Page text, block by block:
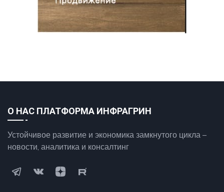
О НАС ПЛАТФОРМА ИНФРАГРИН
Устойчивое развитие и экономика замкнутого цикла –
новости, аналитика и консалтинг